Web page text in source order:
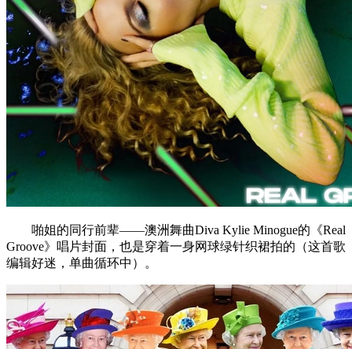
啪姐的同行前辈——澳洲舞曲Diva Kylie Minogue的《Real
Groove》唱片封面，也是穿着一身网球绿针织裙拍的（这首歌
编辑好迷，单曲循环中）。